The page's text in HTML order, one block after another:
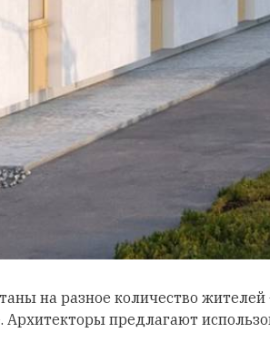
на разное количество
Архитекторы предлагают